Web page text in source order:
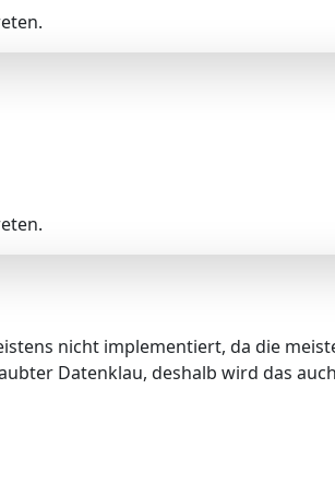
nicht implementiert, da die
Datenklau, deshalb wird das